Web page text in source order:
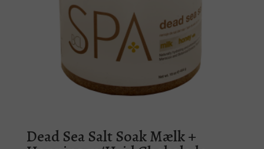
Dead Sea Salt Soak Mælk +